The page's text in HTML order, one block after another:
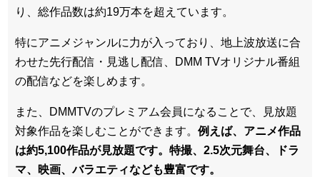
り、総作品数は約19万本を超えています。
特にアニメジャンルに力が入っており、地上波放送に合
わせた先行配信・見逃し配信、DMM TVオリジナル番組
の配信などを楽しめます。
また、DMMTVのプレミアム会員になることで、見放題
対象作品を楽しむことができます。 例えば、アニメ作品
は約5,100作品が見放題です。特撮、2.5次元舞台、ドラ
マ、映画、バラエティなども豊富です。